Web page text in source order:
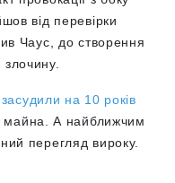
від перевірки
Чаус, до створення
засудили на 10 років
майна. А найближчим
перегляд вироку.